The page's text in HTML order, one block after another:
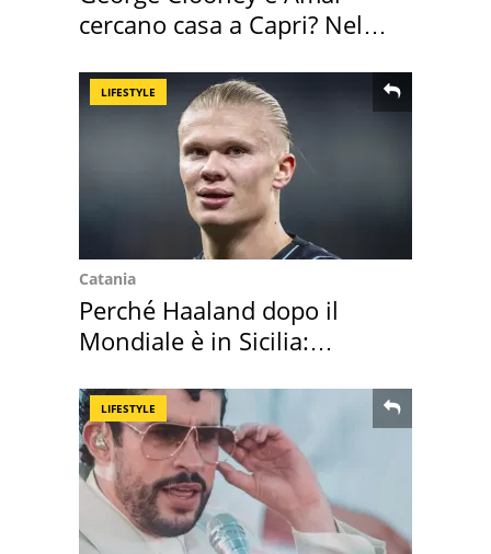
cercano casa a Capri? Nel
LIFESTYLE
Catania
Perché Haaland dopo il
Mondiale è in Sicilia:
LIFESTYLE